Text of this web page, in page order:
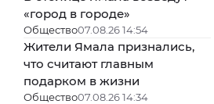
«город в городе»
Общество07.08.26 14:54
Жители Ямала признались,
что считают главным
подарком в жизни
Общество07.08.26 14:34